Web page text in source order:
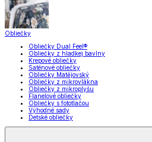
Obliečky
Obliečky Dual Feel®
Obliečky z hladkej bavlny
Krepové obliečky
Saténové obliečky
Obliečky Matějovský
Obliečky z mikrovlákna
Obliečky z mikroplyšu
Flanelové obliečky
Obliečky s fototlačou
Výhodné sady
Detské obliečky